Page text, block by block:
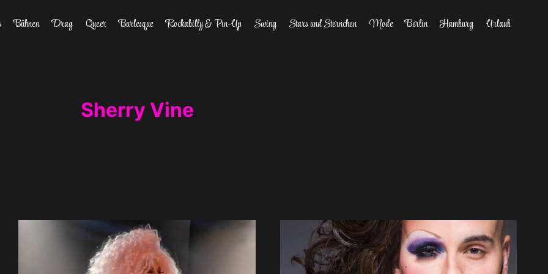
Bühnen Drag Queer Burlesque Rockabilly & Pin-Up Swing Stars und Sternchen Mode Berlin Hamburg Urlaub
Sherry Vine